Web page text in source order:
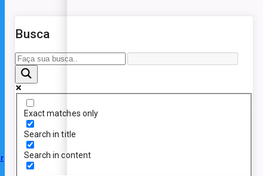
Busca
Exact matches only
Search in title
Search in content